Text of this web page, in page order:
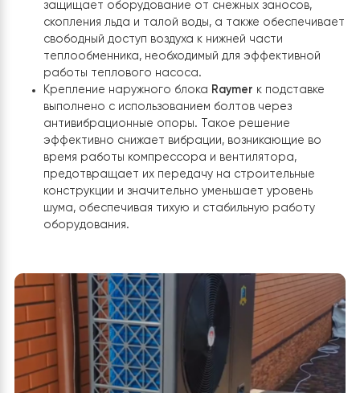
DEYE. Это позволило максимально сократить длину
трубопроводов и электрических кабелей, уменьшить
тепловые потери, снизить стоимость монтажных
обеспечить более аккуратную прокладку всех
инженерных коммуникаций.
Установка надёжной подставки
Для монтажа была использована специальная
металлическая подставка рамного типа, жёстко
закреплённая на заранее подготовленном
основании из тротуарной плитки. Такая
конструкция обеспечивает устойчивость
Подставка поднимает наружный блок над
земли, что особенно важно в зимний период.
защищает оборудование от снежных заносов,
скопления льда и талой воды, а также
свободный доступ воздуха к нижней части
теплообменника, необходимый для эффективной